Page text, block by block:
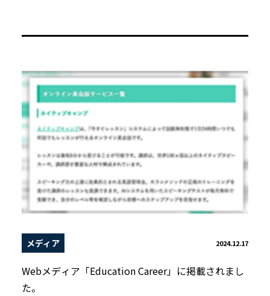
メディア 2024.12.17
Webメディア「Education Career」に掲載されまし
た。